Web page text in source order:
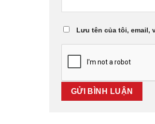
Lưu tên của tôi, email,